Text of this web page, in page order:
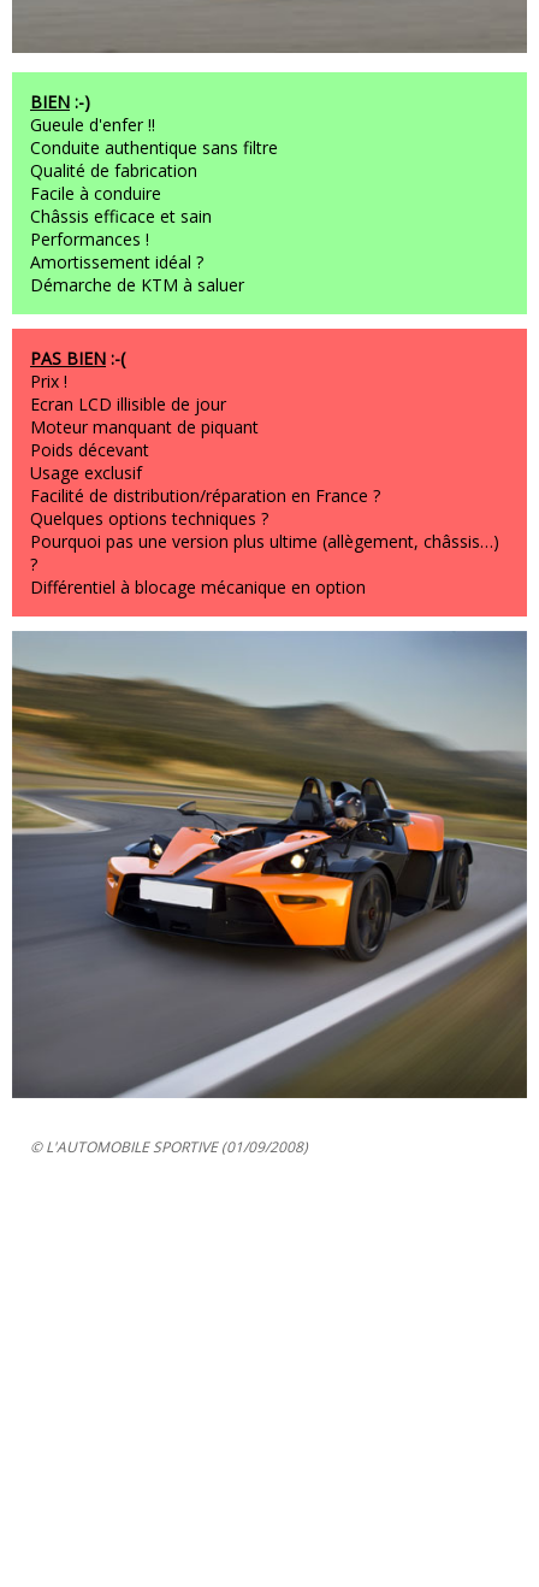
BIEN :-)
Gueule d'enfer !!
Conduite authentique sans filtre
Qualité de fabrication
Facile à conduire
Châssis efficace et sain
Performances !
Amortissement idéal ?
Démarche de KTM à saluer
PAS BIEN :-(
Prix !
Ecran LCD illisible de jour
Moteur manquant de piquant
Poids décevant
Usage exclusif
Facilité de distribution/réparation en France ?
Quelques options techniques ?
Pourquoi pas une version plus ultime (allègement, châssis…)
?
Différentiel à blocage mécanique en option
© L'AUTOMOBILE SPORTIVE (01/09/2008)